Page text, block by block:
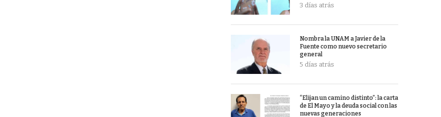
3 días atrás
Nombra la UNAM a Javier de la
Fuente como nuevo secretario
general
5 días atrás
“Elijan un camino distinto”: la carta
de El Mayo y la deuda social con las
nuevas generaciones